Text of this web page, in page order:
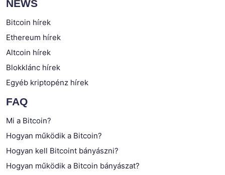
NEWS
Bitcoin hírek
Ethereum hírek
Altcoin hírek
Blokklánc hírek
Egyéb kriptopénz hírek
FAQ
Mi a Bitcoin?
Hogyan működik a Bitcoin?
Hogyan kell Bitcoint bányászni?
Hogyan működik a Bitcoin bányászat?